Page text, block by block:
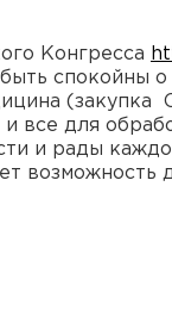
Конгресса
спокойны о
(закупка
все для
и рады
возможность